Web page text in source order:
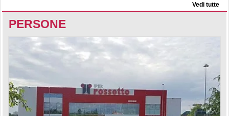
Vedi tutte
PERSONE